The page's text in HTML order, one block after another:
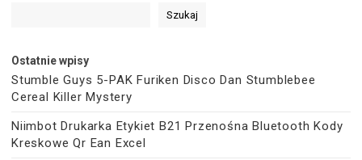
Szukaj
Ostatnie wpisy
Stumble Guys 5-PAK Furiken Disco Dan Stumblebee
Cereal Killer Mystery
Niimbot Drukarka Etykiet B21 Przenośna Bluetooth Kody
Kreskowe Qr Ean Excel